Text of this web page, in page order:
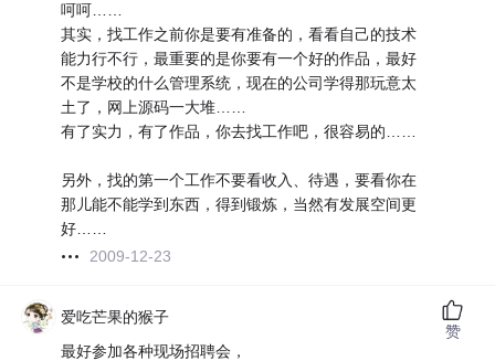
呵呵……
其实，找工作之前你是要有准备的，看看自己的技术
能力行不行，最重要的是你要有一个好的作品，最好
不是学校的什么管理系统，现在的公司学得那玩意太
土了，网上源码一大堆……
有了实力，有了作品，你去找工作吧，很容易的……
另外，找的第一个工作不要看收入、待遇，要看你在
那儿能不能学到东西，得到锻炼，当然有发展空间更
好……
2009-12-23
爱吃芒果的猴子
最好参加各种现场招聘会，
赞